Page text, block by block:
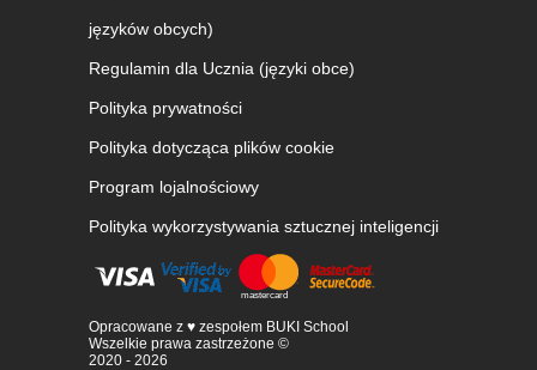
języków obcych)
Regulamin dla Ucznia (języki obce)
Polityka prywatności
Polityka dotycząca plików cookie
Program lojalnościowy
Polityka wykorzystywania sztucznej inteligencji
Opracowane z ♥ zespołem BUKI School
Wszelkie prawa zastrzeżone ©
2020 - 2026